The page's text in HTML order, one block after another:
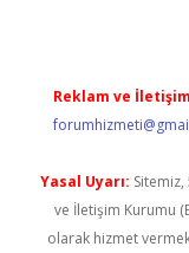
Reklam ve
Yasal Uyarı:
ve İletişim Kurumu
olarak hizmet